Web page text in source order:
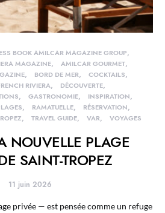
BOOK AMILCAR MAGAZINE GROUP
MAGAZINE
AMILCAR GOURMET
BORD DE MER
COCKTAILS
RIVIERA
DÉCOUVERTE
GASTRONOMIE
INSPIRATION
RAMATUELLE
RÉSERVATION
TRAVEL GUIDE VAR VOYAGES
NOUVELLE PLAGE
SAINT-TROPEZ
11 juin 2026
privée — est pensée comme un refuge